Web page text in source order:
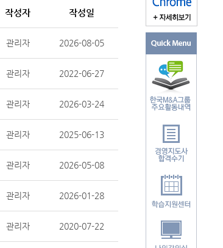
작성자 작성일
관리자 2026-08-05
관리자 2022-06-27
관리자 2026-03-24
관리자 2025-06-13
관리자 2026-05-08
관리자 2026-01-28
관리자 2020-07-22